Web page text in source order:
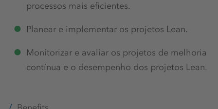
processos mais eficientes.
Planear e implementar os projetos Lean.
Monitorizar e avaliar os projetos de melhoria
contínua e o desempenho dos projetos Lean.